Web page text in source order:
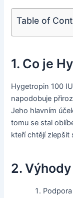
Table of
1. Co je
Hygetropin 100
napodobuje
Jeho hlavním
tomu se stal
kteří chtějí zlepšit
2.